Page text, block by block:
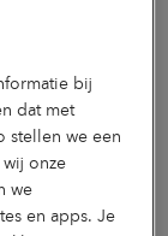
bij
dat met
stellen we een
onze
we
en apps. Je